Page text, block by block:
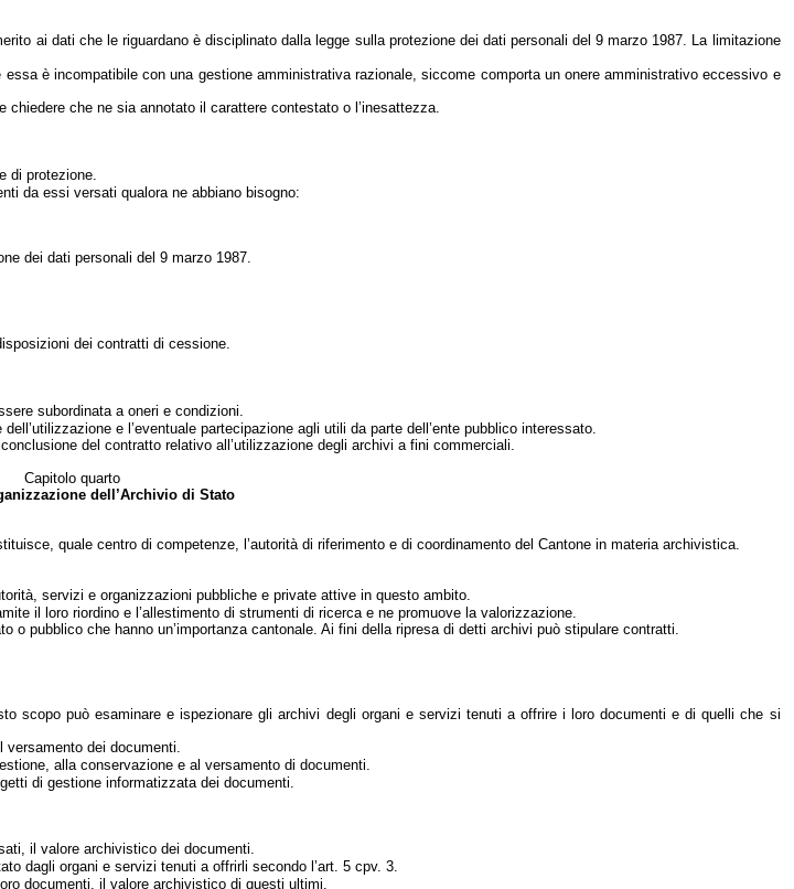
ai dati che le riguardano è disciplinato dalla legge sulla protezione dei dati personali del 9 marzo 1987. La limitazione
è incompatibile con una gestione amministrativa razionale, siccome comporta un onere amministrativo eccessivo e
che ne sia annotato il carattere contestato o l’inesattezza.
di protezione.
da essi versati qualora ne abbiano bisogno:
dei dati personali del 9 marzo 1987.
dei contratti di cessione.
subordinata a oneri e condizioni.
e l’eventuale partecipazione agli utili da parte dell’ente pubblico interessato.
del contratto relativo all’utilizzazione degli archivi a fini commerciali.
Capitolo quarto
dell’Archivio di Stato
quale centro di competenze, l’autorità di riferimento e di coordinamento del Cantone in materia archivistica.
servizi e organizzazioni pubbliche e private attive in questo ambito.
il loro riordino e l’allestimento di strumenti di ricerca e ne promuove la valorizzazione.
pubblico che hanno un’importanza cantonale. Ai fini della ripresa di detti archivi può stipulare contratti.
scopo può esaminare e ispezionare gli archivi degli organi e servizi tenuti a offrire i loro documenti e di quelli che si
dei documenti.
alla conservazione e al versamento di documenti.
di gestione informatizzata dei documenti.
il valore archivistico dei documenti.
dagli organi e servizi tenuti a offrirli secondo l’art. 5 cpv. 3.
documenti, il valore archivistico di questi ultimi.